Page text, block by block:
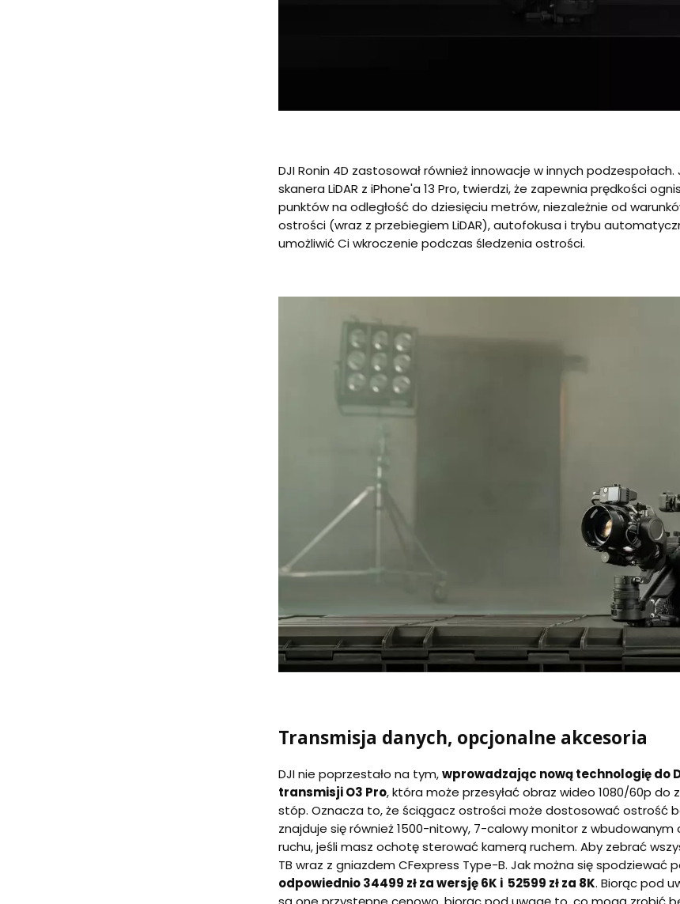
DJI Ronin 4D zastosował również innowacje w innych
skanera LiDAR z iPhone'a 13 Pro, twierdzi, że zapewnia prędkości
punktów na odległość do dziesięciu metrów, niezależnie od
ostrości (wraz z przebiegiem LiDAR), autofokusa i trybu
umożliwić Ci wkroczenie podczas śledzenia ostrości.
Transmisja danych, opcjonalne akcesoria
DJI nie poprzestało na tym,wprowadzając nową technologię do
transmisji O3 Pro, która może przesyłać obraz wideo 1080/60p do
stóp. Oznacza to, że ściągacz ostrości może dostosować ostrość
znajduje się również 1500-nitowy, 7-calowy monitor z
ruchu, jeśli masz ochotę sterować kamerą ruchem. Aby zebrać
TB wraz z gniazdem CFexpress Type-B. Jak można się
odpowiednio 34499 zł za wersję 6K i 52599 zł za 8K. Biorąc pod